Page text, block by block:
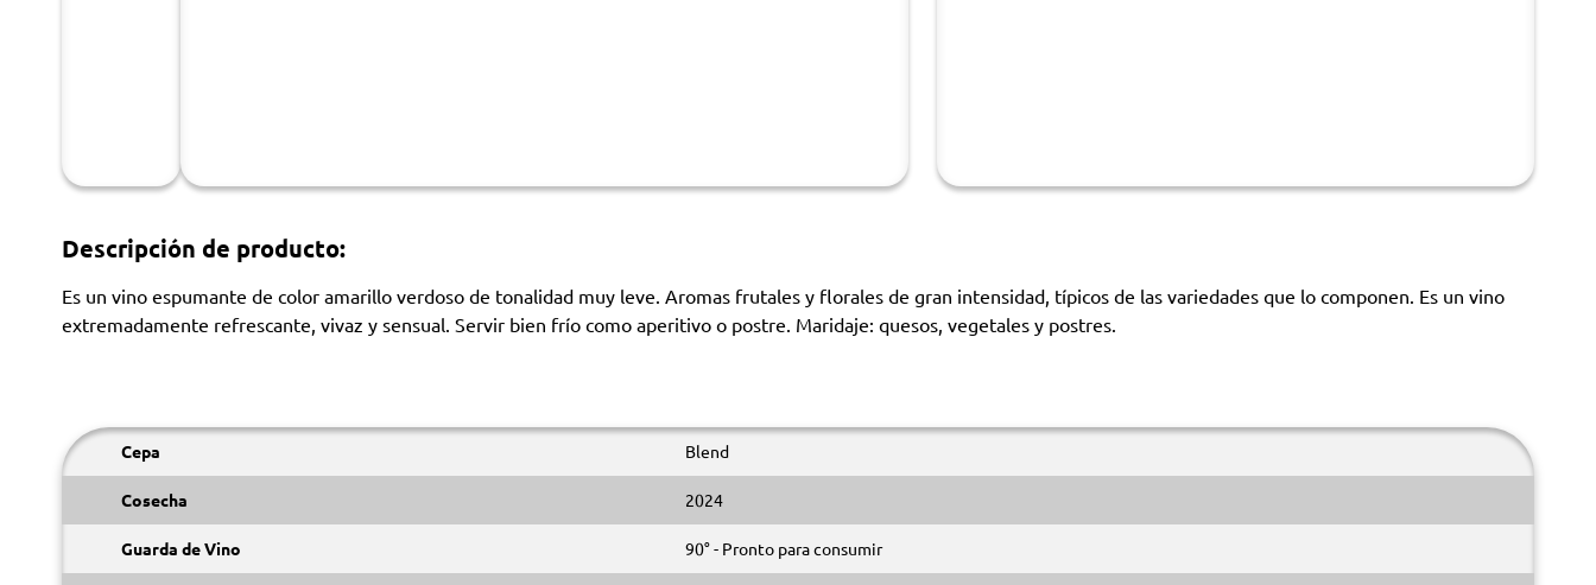
Descripción de producto:
Es un vino espumante de color amarillo verdoso de tonalidad muy leve. Aromas frutales y florales de gran intensidad, típicos de las variedades que lo componen. Es un vino
extremadamente refrescante, vivaz y sensual. Servir bien frío como aperitivo o postre. Maridaje: quesos, vegetales y postres.
Cepa Blend
Cosecha 2024
Guarda de Vino 90° - Pronto para consumir